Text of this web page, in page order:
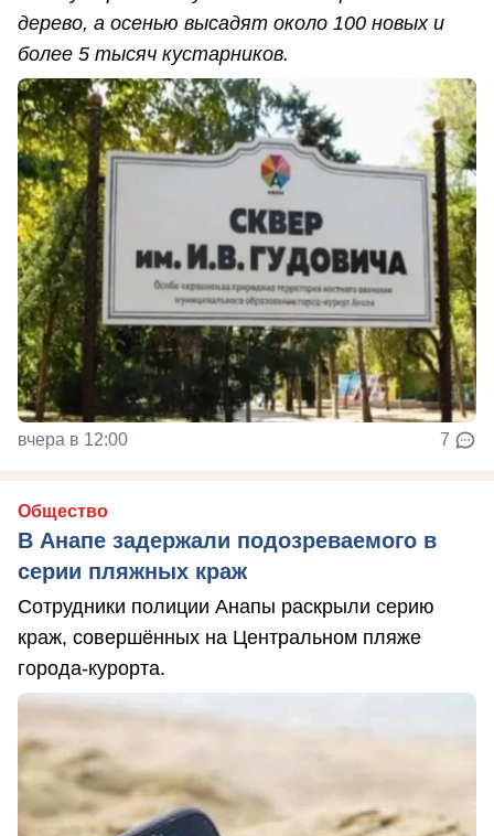
дерево, а осенью высадят около 100 новых и
более 5 тысяч кустарников.
вчера в 12:00 7
Общество
В Анапе задержали подозреваемого в
серии пляжных краж
Сотрудники полиции Анапы раскрыли серию
краж, совершённых на Центральном пляже
города-курорта.